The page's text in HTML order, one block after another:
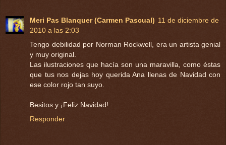
Meri Pas Blanquer (Carmen Pascual) 11 de diciembre de
2010 a las 2:03
Tengo debilidad por Norman Rockwell, era un artista genial
y muy original.
Las ilustraciones que hacía son una maravilla, como éstas
que tus nos dejas hoy querida Ana llenas de Navidad con
ese color rojo tan suyo.
Besitos y ¡Feliz Navidad!
Responder